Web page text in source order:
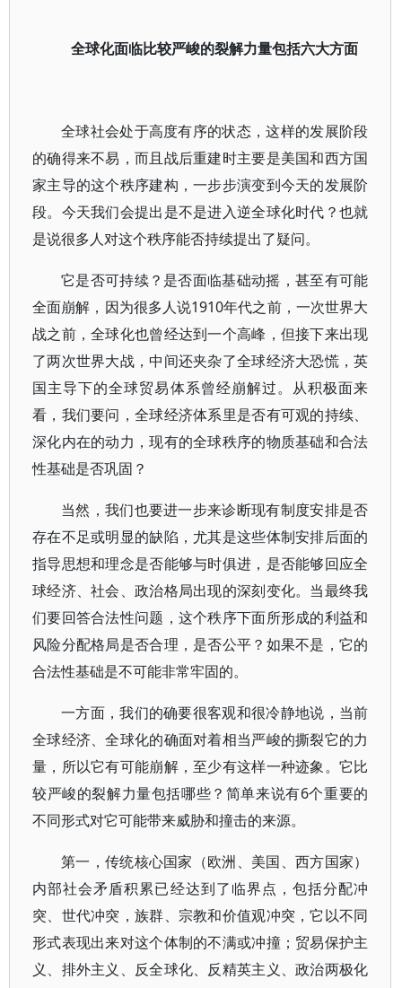
全球化面临比较严峻的裂解力量包括六大方面
全球社会处于高度有序的状态，这样的发展阶段
的确得来不易，而且战后重建时主要是美国和西方国
家主导的这个秩序建构，一步步演变到今天的发展阶
段。今天我们会提出是不是进入逆全球化时代？也就
是说很多人对这个秩序能否持续提出了疑问。
它是否可持续？是否面临基础动摇，甚至有可能
全面崩解，因为很多人说1910年代之前，一次世界大
战之前，全球化也曾经达到一个高峰，但接下来出现
了两次世界大战，中间还夹杂了全球经济大恐慌，英
国主导下的全球贸易体系曾经崩解过。从积极面来
看，我们要问，全球经济体系里是否有可观的持续、
深化内在的动力，现有的全球秩序的物质基础和合法
性基础是否巩固？
当然，我们也要进一步来诊断现有制度安排是否
存在不足或明显的缺陷，尤其是这些体制安排后面的
指导思想和理念是否能够与时俱进，是否能够回应全
球经济、社会、政治格局出现的深刻变化。当最终我
们要回答合法性问题，这个秩序下面所形成的利益和
风险分配格局是否合理，是否公平？如果不是，它的
合法性基础是不可能非常牢固的。
一方面，我们的确要很客观和很冷静地说，当前
全球经济、全球化的确面对着相当严峻的撕裂它的力
量，所以它有可能崩解，至少有这样一种迹象。它比
较严峻的裂解力量包括哪些？简单来说有6个重要的
不同形式对它可能带来威胁和撞击的来源。
第一，传统核心国家（欧洲、美国、西方国家）
内部社会矛盾积累已经达到了临界点，包括分配冲
突、世代冲突，族群、宗教和价值观冲突，它以不同
形式表现出来对这个体制的不满或冲撞；贸易保护主
义、排外主义、反全球化、反精英主义、政治两极化